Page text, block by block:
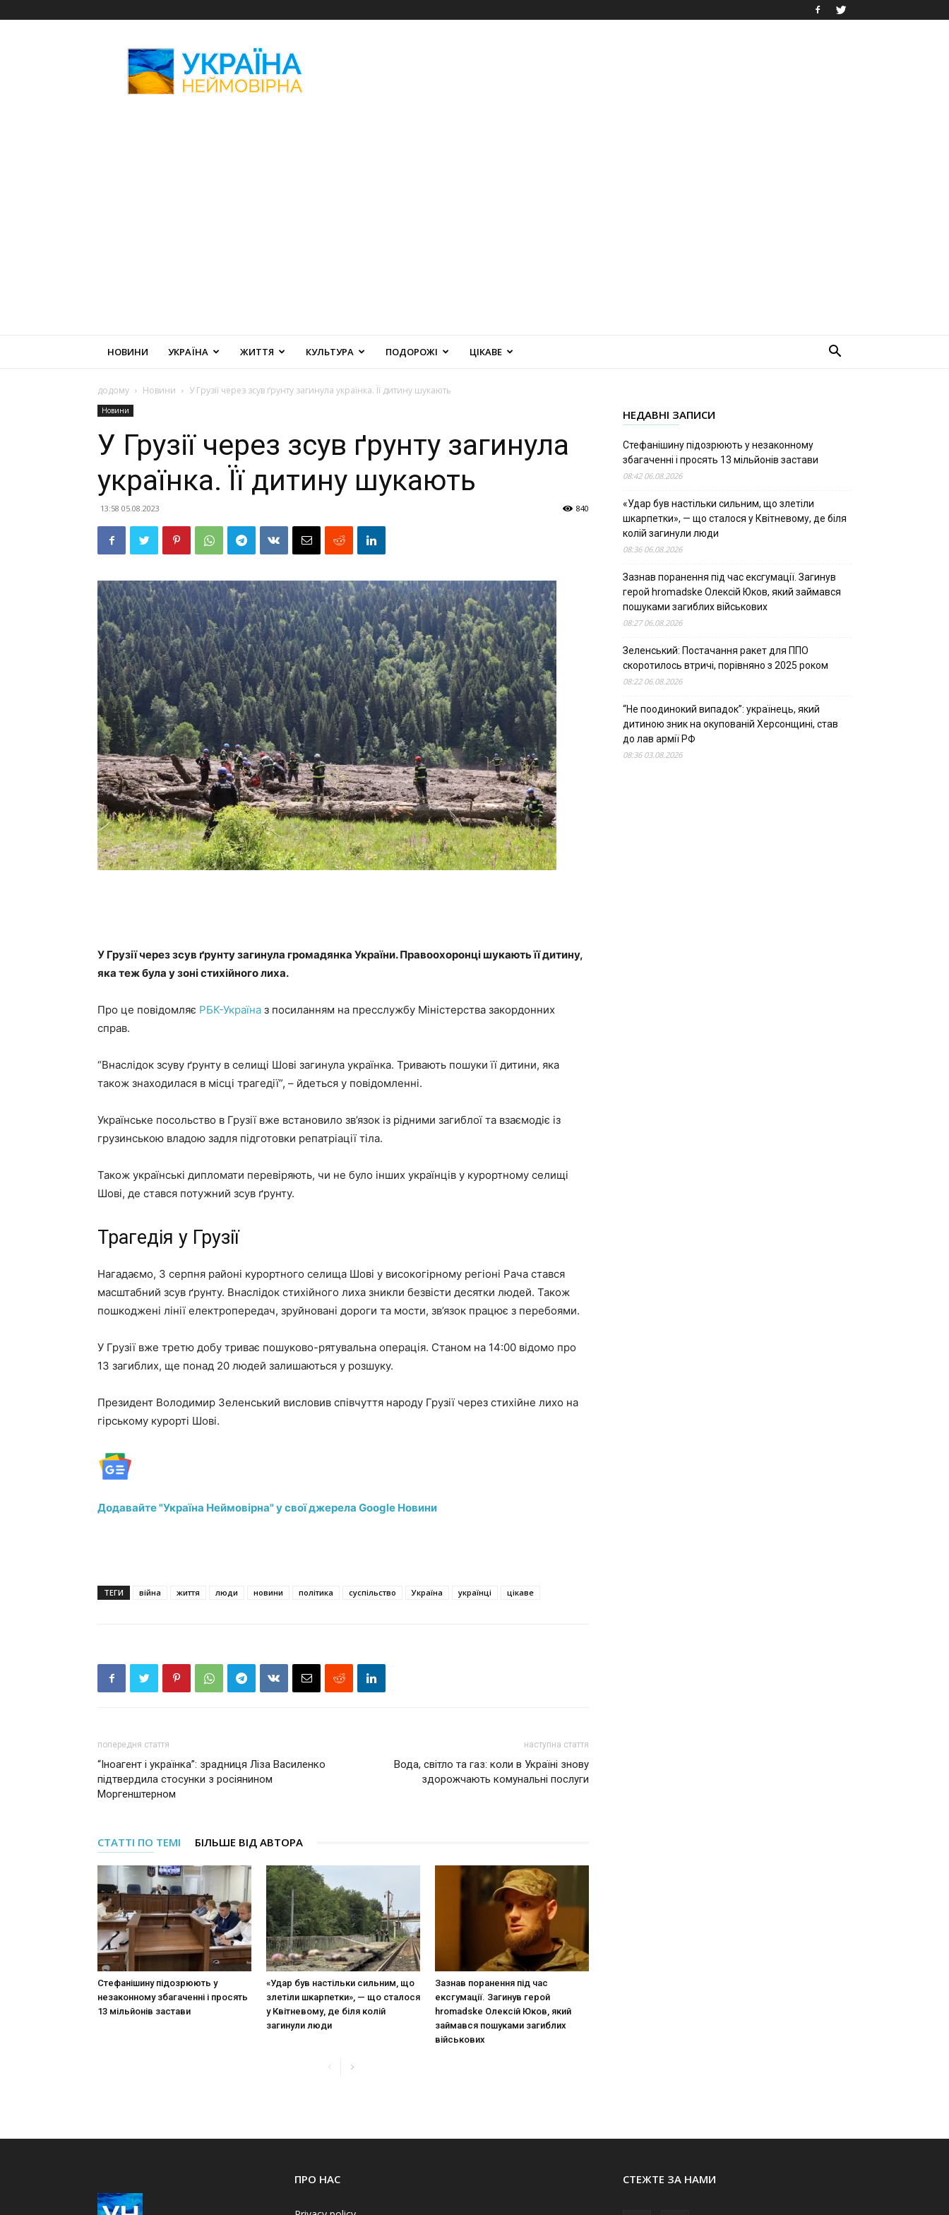
Неймовірна
НОВИНИ УКРАЇНА ЖИТТЯ КУЛЬТУРА ПОДОРОЖІ ЦІКАВЕ
додому Новини У Грузії через зсув ґрунту загинула українка. Її дитину шукають
Новини
У Грузії через зсув ґрунту загинула
українка. Її дитину шукають
13:58 05.08.2023 840
У Грузії через зсув ґрунту загинула громадянка України. Правоохоронці шукають її дитину,
яка теж була у зоні стихійного лиха.
Про це повідомляє РБК-Україна з посиланням на пресслужбу Міністерства закордонних
справ.
“Внаслідок зсуву ґрунту в селищі Шові загинула українка. Тривають пошуки її дитини, яка
також знаходилася в місці трагедії”, – йдеться у повідомленні.
Українське посольство в Грузії вже встановило зв’язок із рідними загиблої та взаємодіє із
грузинською владою задля підготовки репатріації тіла.
Також українські дипломати перевіряють, чи не було інших українців у курортному селищі
Шові, де стався потужний зсув ґрунту.
Трагедія у Грузії
Нагадаємо, 3 серпня районі курортного селища Шові у високогірному регіоні Рача стався
масштабний зсув ґрунту. Внаслідок стихійного лиха зникли безвісти десятки людей. Також
пошкоджені лінії електропередач, зруйновані дороги та мости, зв’язок працює з перебоями.
У Грузії вже третю добу триває пошуково-рятувальна операція. Станом на 14:00 відомо про
13 загиблих, ще понад 20 людей залишаються у розшуку.
Президент Володимир Зеленський висловив співчуття народу Грузії через стихійне лихо на
гірському курорті Шові.
Додавайте "Україна Неймовірна" у свої джерела Google Новини
ТЕГИ війна життя люди новини політика суспільство Україна українці цікаве
попередня стаття
“Іноагент і українка”: зрадниця Ліза Василенко
підтвердила стосунки з росіянином
Моргенштерном
наступна стаття
Вода, світло та газ: коли в Україні знову
здорожчають комунальні послуги
СТАТТІ ПО ТЕМІ БІЛЬШЕ ВІД АВТОРА
Стефанішину підозрюють у
незаконному збагаченні і просять
13 мільйонів застави
«Удар був настільки сильним, що
злетіли шкарпетки», — що сталося
у Квітневому, де біля колій
загинули люди
Зазнав поранення під час
ексгумації. Загинув герой
hromadske Олексій Юков, який
займався пошуками загиблих
військових
НЕДАВНІ ЗАПИСИ
Стефанішину підозрюють у незаконному
збагаченні і просять 13 мільйонів застави
08:42 06.08.2026
«Удар був настільки сильним, що злетіли
шкарпетки», — що сталося у Квітневому, де біля
колій загинули люди
08:36 06.08.2026
Зазнав поранення під час ексгумації. Загинув
герой hromadske Олексій Юков, який займався
пошуками загиблих військових
08:27 06.08.2026
Зеленський: Постачання ракет для ППО
скоротилось втричі, порівняно з 2025 роком
08:22 06.08.2026
“Не поодинокий випадок”: українець, який
дитиною зник на окупованій Херсонщині, став
до лав армії РФ
08:36 03.08.2026
ПРО НАС СТЕЖТЕ ЗА НАМИ